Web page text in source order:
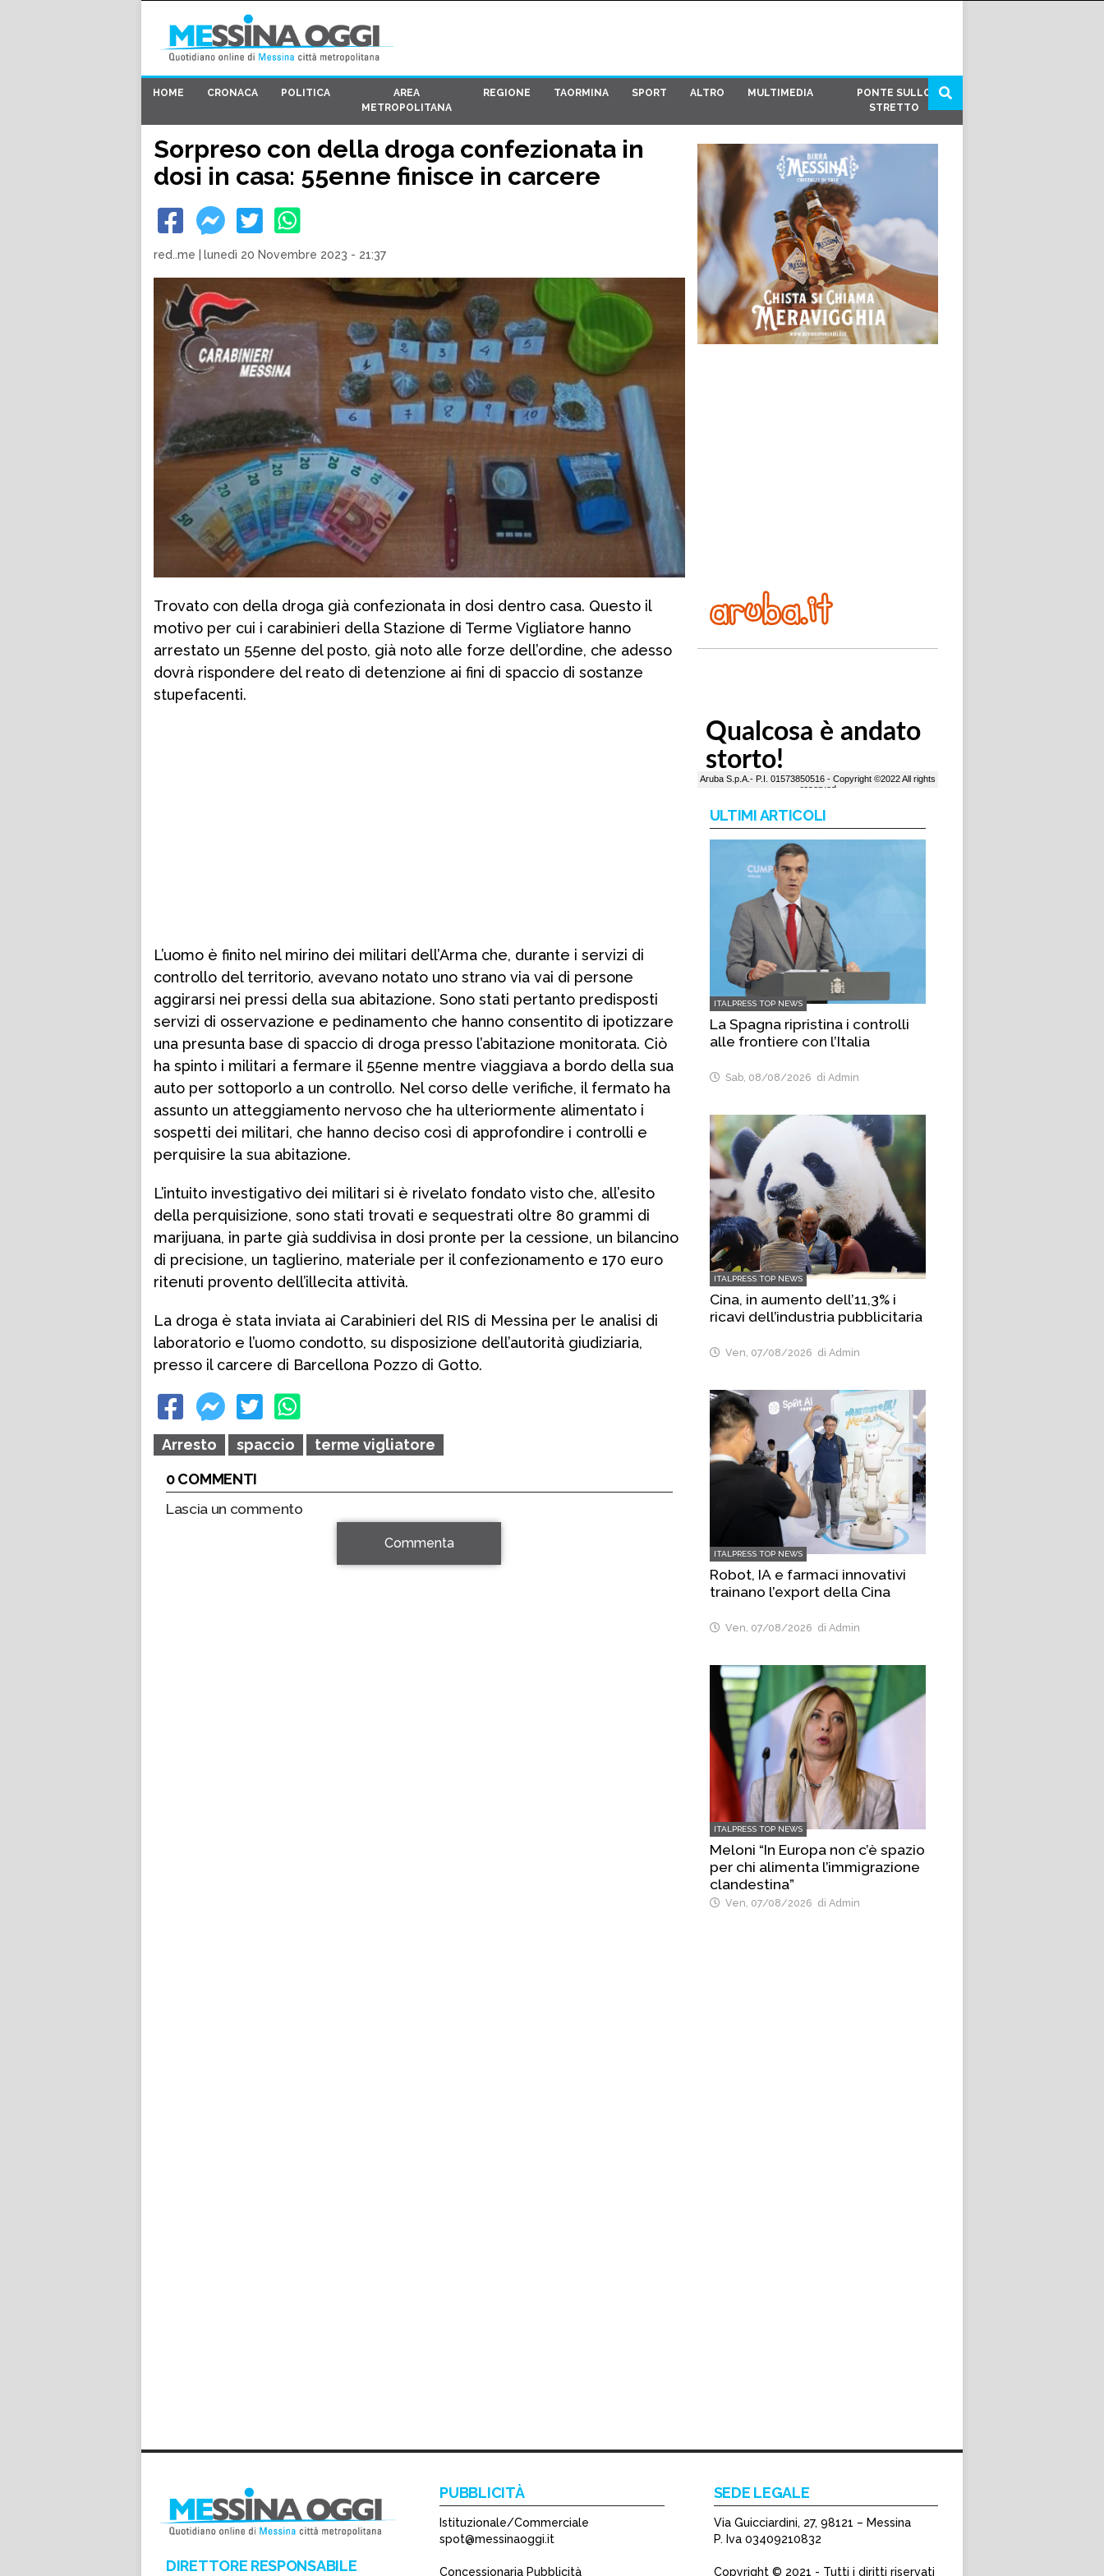
HOME CRONACA POLITICA
AREA
METROPOLITANA
REGIONE TAORMINA SPORT ALTRO MULTIMEDIA
PONTE SULLO
STRETTO
Sorpreso con della droga confezionata in
dosi in casa: 55enne finisce in carcere
red..me lunedì 20 Novembre 2023 - 21:37
Trovato con della droga già confezionata in dosi dentro casa. Questo il
motivo per cui i carabinieri della Stazione di Terme Vigliatore hanno
arrestato un 55enne del posto, già noto alle forze dell’ordine, che adesso
dovrà rispondere del reato di detenzione ai fini di spaccio di sostanze
stupefacenti.
L’uomo è finito nel mirino dei militari dell’Arma che, durante i servizi di
controllo del territorio, avevano notato uno strano via vai di persone
aggirarsi nei pressi della sua abitazione. Sono stati pertanto predisposti
servizi di osservazione e pedinamento che hanno consentito di ipotizzare
una presunta base di spaccio di droga presso l’abitazione monitorata. Ciò
ha spinto i militari a fermare il 55enne mentre viaggiava a bordo della sua
auto per sottoporlo a un controllo. Nel corso delle verifiche, il fermato ha
assunto un atteggiamento nervoso che ha ulteriormente alimentato i
sospetti dei militari, che hanno deciso così di approfondire i controlli e
perquisire la sua abitazione.
L’intuito investigativo dei militari si è rivelato fondato visto che, all’esito
della perquisizione, sono stati trovati e sequestrati oltre 80 grammi di
marijuana, in parte già suddivisa in dosi pronte per la cessione, un bilancino
di precisione, un taglierino, materiale per il confezionamento e 170 euro
ritenuti provento dell’illecita attività.
La droga è stata inviata ai Carabinieri del RIS di Messina per le analisi di
laboratorio e l’uomo condotto, su disposizione dell’autorità giudiziaria,
presso il carcere di Barcellona Pozzo di Gotto.
Arresto spaccio
terme vigliatore
0 COMMENTI
Lascia un commento
Commenta
ULTIMI ARTICOLI
ITALPRESS TOP NEWS
La Spagna ripristina i controlli
alle frontiere con l’Italia
Sab, 08/08/2026 di Admin
ITALPRESS TOP NEWS
Cina, in aumento dell’11,3% i
ricavi dell’industria pubblicitaria
Ven, 07/08/2026 di Admin
ITALPRESS TOP NEWS
Robot, IA e farmaci innovativi
trainano l’export della Cina
Ven, 07/08/2026 di Admin
ITALPRESS TOP NEWS
Meloni “In Europa non c’è spazio
per chi alimenta l’immigrazione
clandestina”
Ven, 07/08/2026 di Admin
DIRETTORE RESPONSABILE
PUBBLICITÀ
Istituzionale/Commerciale
spot@messinaoggi.it
Concessionaria Pubblicità
SEDE LEGALE
Via Guicciardini, 27, 98121 – Messina
P. Iva 03409210832
Copyright © 2021 - Tutti i diritti riservati